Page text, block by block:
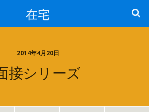
在宅
2014年4月20日
接シリーズ